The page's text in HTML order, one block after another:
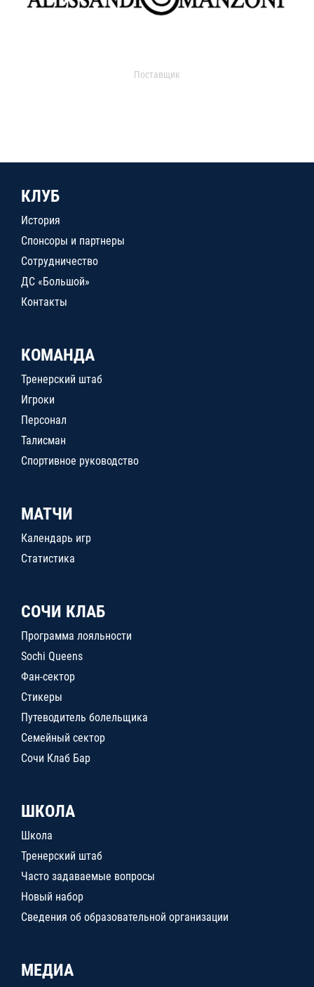
Поставщик
КЛУБ
История
Спонсоры и партнеры
Сотрудничество
ДС «Большой»
Контакты
КОМАНДА
Тренерский штаб
Игроки
Персонал
Талисман
Спортивное руководство
МАТЧИ
Календарь игр
Статистика
СОЧИ КЛАБ
Программа лояльности
Sochi Queens
Фан-сектор
Стикеры
Путеводитель болельщика
Семейный сектор
Сочи Клаб Бар
ШКОЛА
Школа
Тренерский штаб
Часто задаваемые вопросы
Новый набор
Сведения об образовательной организации
МЕДИА